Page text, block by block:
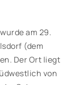
am 29.
(dem
Der Ort liegt
von